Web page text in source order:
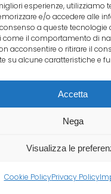
esperienze, utilizziamo
e/o accedere alle
a queste tecnologie
come il comportamento di
acconsentire o ritirare il
su alcune caratteristiche e
Accetta
Nega
Visualizza le
Cookie PolicyPrivacy Policy
SEGUICI SUI NOSTRI
2018-2025
SRL
VIAGGI E TOUR